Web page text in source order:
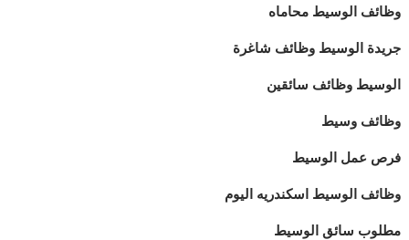
وظائف الوسيط محاماه
جريدة الوسيط وظائف شاغرة
الوسيط وظائف سائقين
وظائف وسيط
فرص عمل الوسيط
وظائف الوسيط اسكندريه اليوم
مطلوب سائق الوسيط